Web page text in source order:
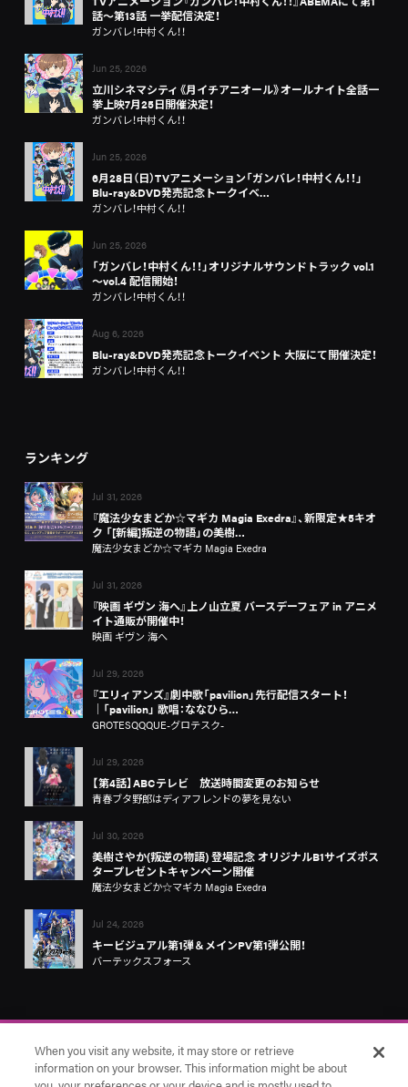
話～第13話 一挙配信決定！
ガンバレ！中村くん！！
Jun 25, 2026
立川シネマシティ《月イチアニオール》オールナイト全話一
挙上映7月25日開催決定！
ガンバレ！中村くん！！
Jun 25, 2026
6月28日（日）TVアニメーション「ガンバレ！中村くん！！」
Blu-ray&DVD発売記念トークイベ…
ガンバレ！中村くん！！
Jun 25, 2026
「ガンバレ！中村くん！！」オリジナルサウンドトラック vol.1
～vol.4 配信開始！
ガンバレ！中村くん！！
Aug 6, 2026
Blu-ray&DVD発売記念トークイベント 大阪にて開催決定！
ガンバレ！中村くん！！
ランキング
Jul 31, 2026
『魔法少女まどか☆マギカ Magia Exedra』、新限定★5キオ
ク 「[新編]叛逆の物語」の美樹…
魔法少女まどか☆マギカ Magia Exedra
Jul 31, 2026
『映画 ギヴン 海へ』上ノ山立夏 バースデーフェア in アニメ
イト通販が開催中！
映画 ギヴン 海へ
Jul 29, 2026
『エリィアンズ』劇中歌「pavilion」先行配信スタート！
│「pavilion」 歌唱：ななひら…
GROTESQQQUE-グロテスク-
Jul 29, 2026
【第4話】ABCテレビ 放送時間変更のお知らせ
青春ブタ野郎はディアフレンドの夢を見ない
Jul 30, 2026
美樹さやか(叛逆の物語) 登場記念 オリジナルB1サイズポス
タープレゼントキャンペーン開催
魔法少女まどか☆マギカ Magia Exedra
Jul 24, 2026
キービジュアル第1弾＆メインPV第1弾公開！
バーテックスフォース
When you visit any website, it may store or retrieve
information on your browser. This information might be about